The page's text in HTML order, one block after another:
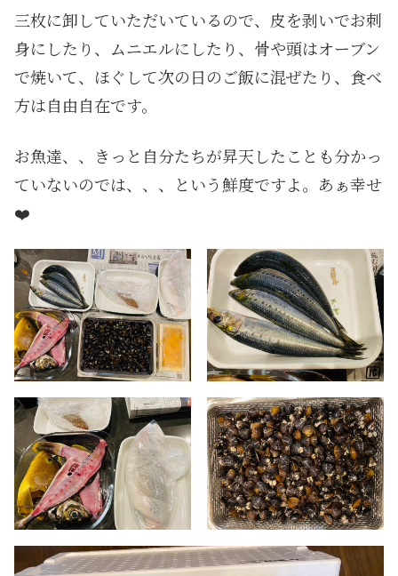
三枚に卸していただいているので、皮を剥いでお刺
身にしたり、ムニエルにしたり、骨や頭はオーブン
で焼いて、ほぐして次の日のご飯に混ぜたり、食べ
方は自由自在です。
お魚達、、きっと自分たちが昇天したことも分かっ
ていないのでは、、、という鮮度ですよ。あぁ幸せ
❤️